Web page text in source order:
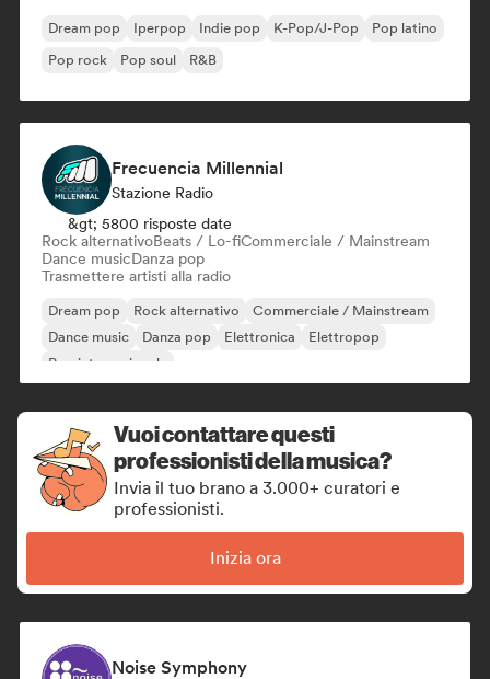
Dream pop Iperpop Indie pop K-Pop/J-Pop
Pop latino
Pop rock
Pop soul R&B
Frecuencia Millennial
Stazione Radio
&gt; 5800 risposte date
Rock alternativoBeats / Lo-fiCommerciale / Mainstream
Dance musicDanza pop
Trasmettere artisti alla radio
Dream pop Rock alternativo
Commerciale / Mainstream
Dance music
Danza pop Elettronica
Elettropop
Pop internazionale
Vuoi contattare questi
professionisti della musica?
Invia il tuo brano a 3.000+ curatori e
professionisti.
Inizia ora
Noise Symphony